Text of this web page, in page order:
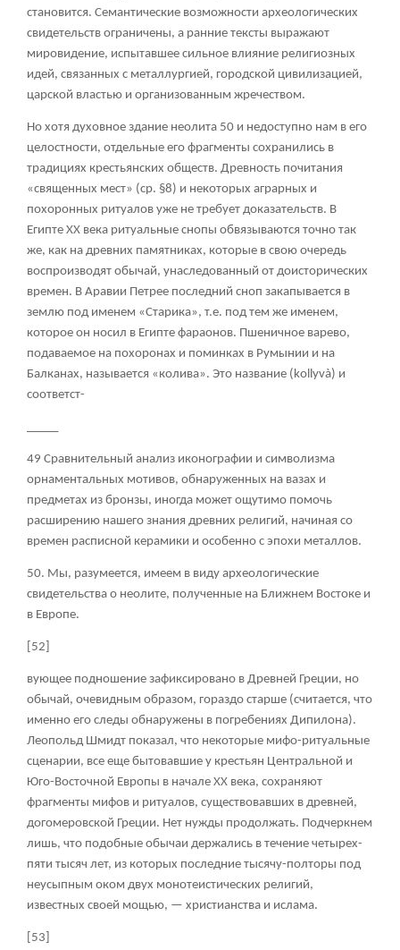
становится. Семантические возможности археологических
свидетельств ограничены, а ранние тексты выражают
мировидение, испытавшее сильное влияние религиозных
идей, связанных с металлургией, городской цивилизацией,
царской властью и организованным жречеством.
Но хотя духовное здание неолита 50 и недоступно нам в его
целостности, отдельные его фрагменты сохранились в
традициях крестьянских обществ. Древность почитания
«священных мест» (ср. §8) и некоторых аграрных и
похоронных ритуалов уже не требует доказательств. В
Египте XX века ритуальные снопы обвязываются точно так
же, как на древних памятниках, которые в свою очередь
воспроизводят обычай, унаследованный от доисторических
времен. В Аравии Петрее последний сноп закапывается в
землю под именем «Старика», т.е. под тем же именем,
которое он носил в Египте фараонов. Пшеничное варево,
подаваемое на похоронах и поминках в Румынии и на
Балканах, называется «колива». Это название (kollyvà) и
соответст-
49 Сравнительный анализ иконографии и символизма
орнаментальных мотивов, обнаруженных на вазах и
предметах из бронзы, иногда может ощутимо помочь
расширению нашего знания древних религий, начиная со
времен расписной керамики и особенно с эпохи металлов.
50. Мы, разумеется, имеем в виду археологические
свидетельства о неолите, полученные на Ближнем Востоке и
в Европе.
[52]
вующее подношение зафиксировано в Древней Греции, но
обычай, очевидным образом, гораздо старше (считается, что
именно его следы обнаружены в погребениях Дипилона).
Леопольд Шмидт показал, что некоторые мифо-ритуальные
сценарии, все еще бытовавшие у крестьян Центральной и
Юго-Восточной Европы в начале XX века, сохраняют
фрагменты мифов и ритуалов, существовавших в древней,
догомеровской Греции. Нет нужды продолжать. Подчеркнем
лишь, что подобные обычаи держались в течение четырех-
пяти тысяч лет, из которых последние тысячу-полторы под
неусыпным оком двух монотеистических религий,
известных своей мощью, — христианства и ислама.
[53]